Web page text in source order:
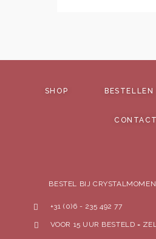
SHOP BESTELLEN
CONTACT
BESTEL BIJ
+31 (0)6 - 235 492 77
VOOR 15 UUR BESTELD =